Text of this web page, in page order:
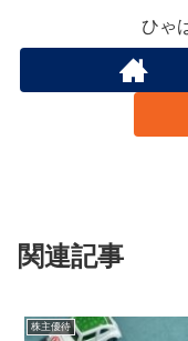
ひゃ
関連記事
株主優待